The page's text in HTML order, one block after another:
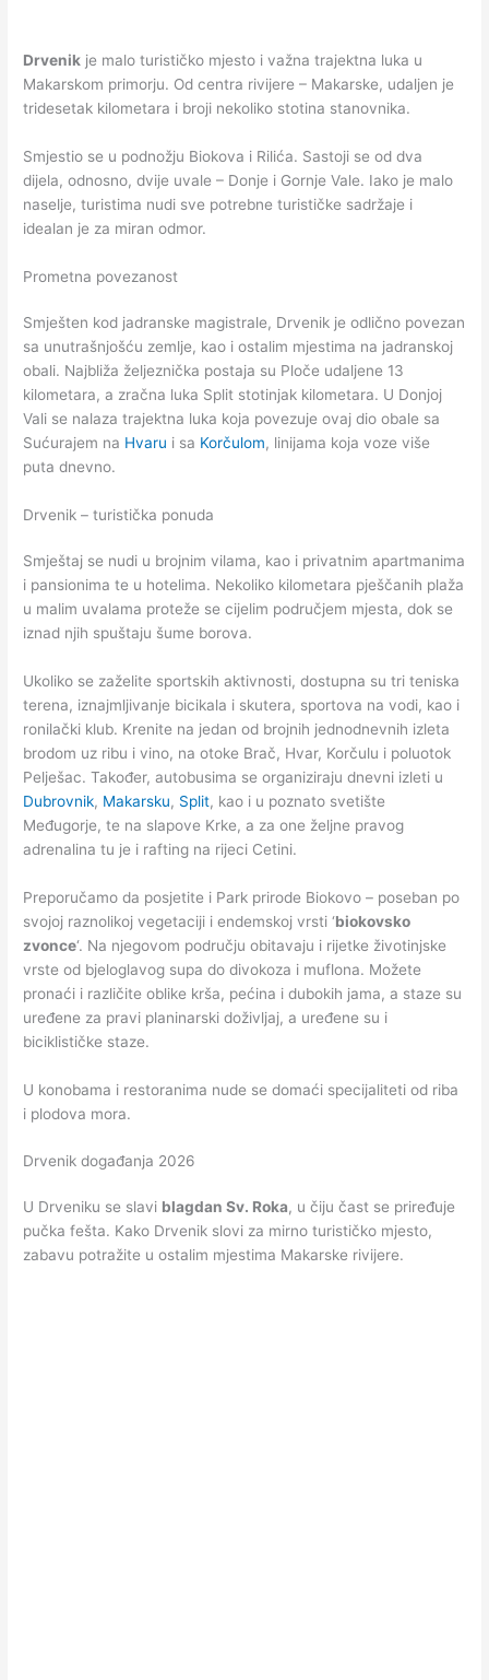
Drvenik je malo turističko mjesto i važna trajektna luka u
Makarskom primorju. Od centra rivijere – Makarske, udaljen je
tridesetak kilometara i broji nekoliko stotina stanovnika.
Smjestio se u podnožju Biokova i Rilića. Sastoji se od dva
dijela, odnosno, dvije uvale – Donje i Gornje Vale. Iako je malo
naselje, turistima nudi sve potrebne turističke sadržaje i
idealan je za miran odmor.
Prometna povezanost
Smješten kod jadranske magistrale, Drvenik je odlično povezan
sa unutrašnjošću zemlje, kao i ostalim mjestima na jadranskoj
obali. Najbliža željeznička postaja su Ploče udaljene 13
kilometara, a zračna luka Split stotinjak kilometara. U Donjoj
Vali se nalaza trajektna luka koja povezuje ovaj dio obale sa
Sućurajem na Hvaru i sa Korčulom, linijama koja voze više
puta dnevno.
Drvenik – turistička ponuda
Smještaj se nudi u brojnim vilama, kao i privatnim apartmanima
i pansionima te u hotelima. Nekoliko kilometara pješčanih plaža
u malim uvalama proteže se cijelim područjem mjesta, dok se
iznad njih spuštaju šume borova.
Ukoliko se zaželite sportskih aktivnosti, dostupna su tri teniska
terena, iznajmljivanje bicikala i skutera, sportova na vodi, kao i
ronilački klub. Krenite na jedan od brojnih jednodnevnih izleta
brodom uz ribu i vino, na otoke Brač, Hvar, Korčulu i poluotok
Pelješac. Također, autobusima se organiziraju dnevni izleti u
Dubrovnik, Makarsku, Split, kao i u poznato svetište
Međugorje, te na slapove Krke, a za one željne pravog
adrenalina tu je i rafting na rijeci Cetini.
Preporučamo da posjetite i Park prirode Biokovo – poseban po
svojoj raznolikoj vegetaciji i endemskoj vrsti ‘biokovsko
zvonce‘. Na njegovom području obitavaju i rijetke životinjske
vrste od bjeloglavog supa do divokoza i muflona. Možete
pronaći i različite oblike krša, pećina i dubokih jama, a staze su
uređene za pravi planinarski doživljaj, a uređene su i
biciklističke staze.
U konobama i restoranima nude se domaći specijaliteti od riba
i plodova mora.
Drvenik događanja 2026
U Drveniku se slavi blagdan Sv. Roka, u čiju čast se priređuje
pučka fešta. Kako Drvenik slovi za mirno turističko mjesto,
zabavu potražite u ostalim mjestima Makarske rivijere.